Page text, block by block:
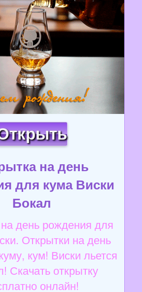
на день
для кума Виски
Бокал
день рождения для
Открытки на день
кум! Виски льется
Скачать открытку
онлайн!